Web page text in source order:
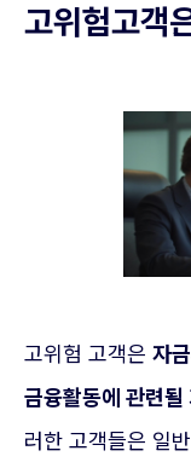
고위험고객
고위험 고객은 자
금융활동에 관련될
러한 고객들은 일